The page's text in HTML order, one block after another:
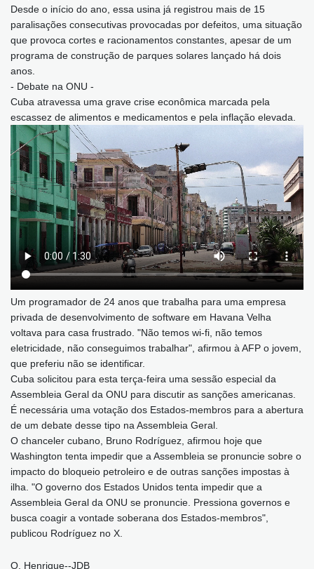
Desde o início do ano, essa usina já registrou mais de 15
paralisações consecutivas provocadas por defeitos, uma situação
que provoca cortes e racionamentos constantes, apesar de um
programa de construção de parques solares lançado há dois
anos.
- Debate na ONU -
Cuba atravessa uma grave crise econômica marcada pela
escassez de alimentos e medicamentos e pela inflação elevada.
Um programador de 24 anos que trabalha para uma empresa
privada de desenvolvimento de software em Havana Velha
voltava para casa frustrado. "Não temos wi-fi, não temos
eletricidade, não conseguimos trabalhar", afirmou à AFP o jovem,
que preferiu não se identificar.
Cuba solicitou para esta terça-feira uma sessão especial da
Assembleia Geral da ONU para discutir as sanções americanas.
É necessária uma votação dos Estados-membros para a abertura
de um debate desse tipo na Assembleia Geral.
O chanceler cubano, Bruno Rodríguez, afirmou hoje que
Washington tenta impedir que a Assembleia se pronuncie sobre o
impacto do bloqueio petroleiro e de outras sanções impostas à
ilha. "O governo dos Estados Unidos tenta impedir que a
Assembleia Geral da ONU se pronuncie. Pressiona governos e
busca coagir a vontade soberana dos Estados-membros",
publicou Rodríguez no X.
O. Henrique--JDB